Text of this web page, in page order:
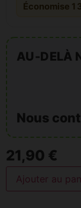
Économise 1
AU-DELÀ
Nous
21,90 €
Ajouter au